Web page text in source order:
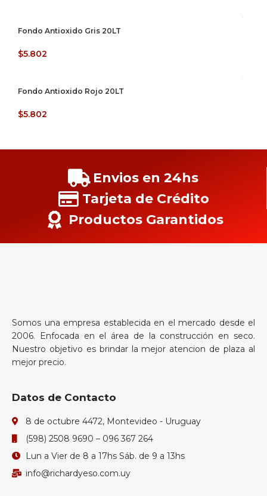
Fondo Antioxido Gris 20LT
$5.802
Fondo Antioxido Rojo 20LT
$5.802
Envios en 24hs
Tarjeta de Crédito
Productos Garantidos
Somos una empresa establecida en el mercado desde el
2006. Enfocada en el área de la construcción en seco.
Nuestro objetivo es brindar la mejor atencion de plaza al
mejor precio.
Datos de Contacto
8 de octubre 4472, Montevideo - Uruguay
(598) 2508 9690 – 096 367 264
Lun a Vier de 8 a 17hs Sáb. de 9 a 13hs
info@richardyeso.com.uy